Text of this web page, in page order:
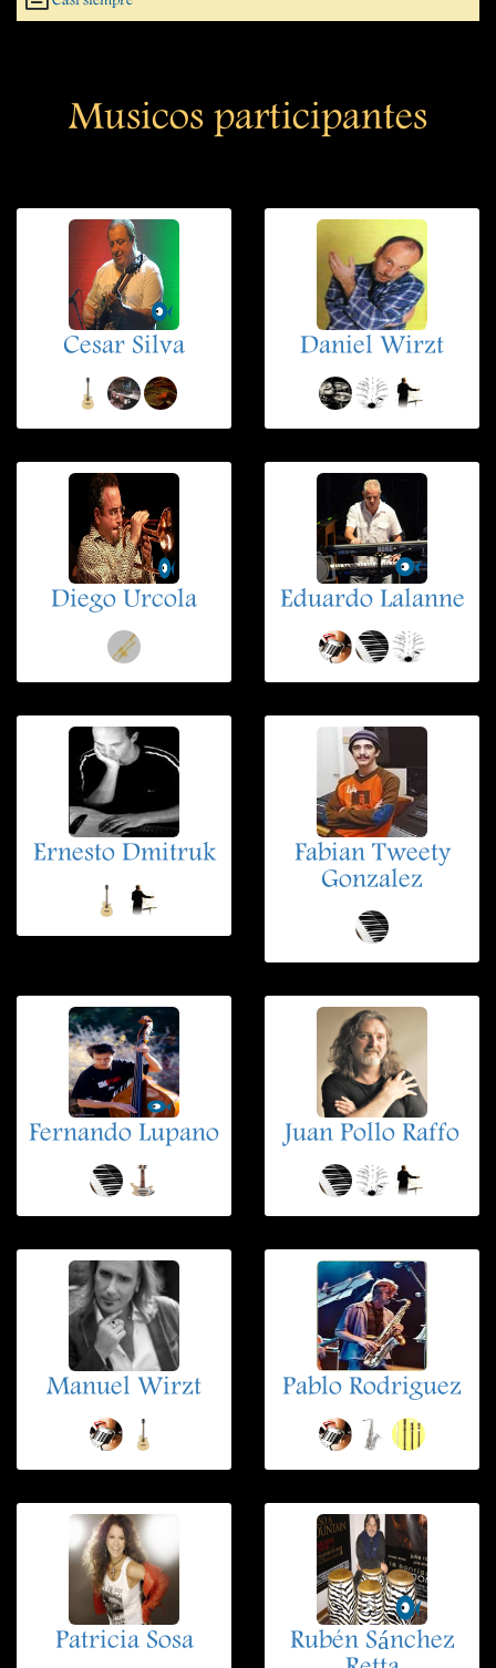
Musicos participantes
Cesar Silva Daniel Wirzt
Diego Urcola Eduardo Lalanne
Ernesto Dmitruk
Fabian Tweety
Gonzalez
Fernando Lupano Juan Pollo Raffo
Manuel Wirzt Pablo Rodriguez
Patricia Sosa
Rubén Sánchez